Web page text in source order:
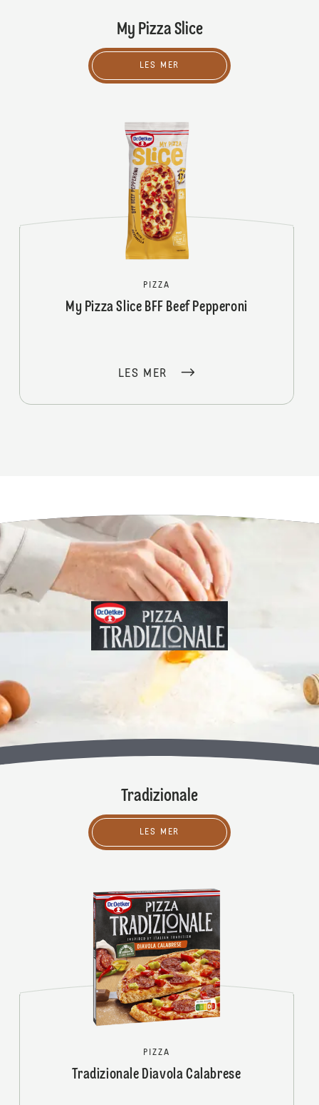
My Pizza Slice
LES MER
PIZZA
My Pizza Slice BFF Beef Pepperoni
LES MER
Tradizionale
LES MER
PIZZA
Tradizionale Diavola Calabrese